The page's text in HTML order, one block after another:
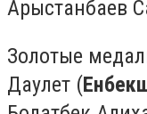
Арыстанбаев
Золотые
Даулет (